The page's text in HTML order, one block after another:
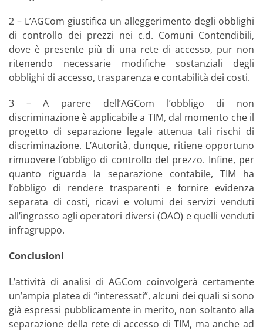
2 – L’AGCom giustifica un alleggerimento degli obblighi
di controllo dei prezzi nei c.d. Comuni Contendibili,
dove è presente più di una rete di accesso, pur non
ritenendo necessarie modifiche sostanziali degli
obblighi di accesso, trasparenza e contabilità dei costi.
3 – A parere dell’AGCom l’obbligo di non
discriminazione è applicabile a TIM, dal momento che il
progetto di separazione legale attenua tali rischi di
discriminazione. L’Autorità, dunque, ritiene opportuno
rimuovere l’obbligo di controllo del prezzo. Infine, per
quanto riguarda la separazione contabile, TIM ha
l’obbligo di rendere trasparenti e fornire evidenza
separata di costi, ricavi e volumi dei servizi venduti
all’ingrosso agli operatori diversi (OAO) e quelli venduti
infragruppo.
Conclusioni
L’attività di analisi di AGCom coinvolgerà certamente
un’ampia platea di “interessati”, alcuni dei quali si sono
già espressi pubblicamente in merito, non soltanto alla
separazione della rete di accesso di TIM, ma anche ad